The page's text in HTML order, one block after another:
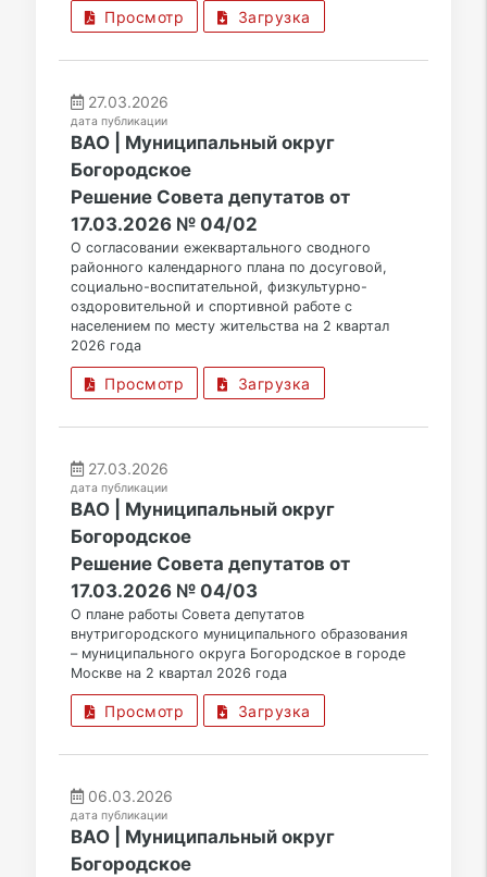
Просмотр Загрузка
27.03.2026
дата публикации
ВАО | Муниципальный округ
Богородское
Решение Совета депутатов от
17.03.2026 № 04/02
О согласовании ежеквартального сводного
районного календарного плана по досуговой,
социально-воспитательной, физкультурно-
оздоровительной и спортивной работе с
населением по месту жительства на 2 квартал
2026 года
Просмотр Загрузка
27.03.2026
дата публикации
ВАО | Муниципальный округ
Богородское
Решение Совета депутатов от
17.03.2026 № 04/03
О плане работы Совета депутатов
внутригородского муниципального образования
– муниципального округа Богородское в городе
Москве на 2 квартал 2026 года
Просмотр Загрузка
06.03.2026
дата публикации
ВАО | Муниципальный округ
Богородское